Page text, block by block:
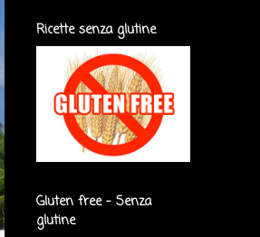
Ricette senza glutine
Gluten free - Senza
glutine